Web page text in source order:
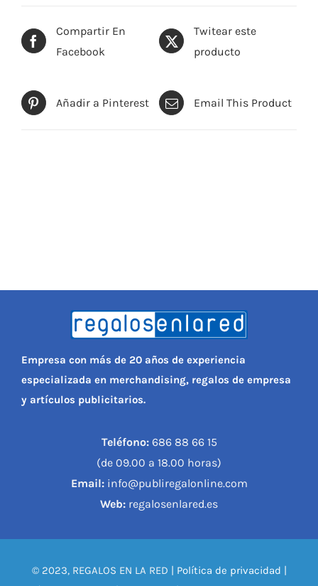
Compartir En
Facebook
Twitear este
producto
Añadir a Pinterest Email This Product
Empresa con más de 20 años de experiencia
especializada en merchandising, regalos de empresa
y artículos publicitarios.
Teléfono:686 88 66 15
(de 09.00 a 18.00 horas)
Email:info@publiregalonline.com
Web: regalosenlared.es
© 2023, REGALOS EN LA RED | Política de privacidad |